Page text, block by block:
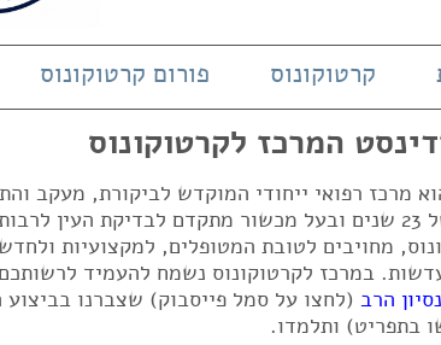
קרטוקונוס פורום קרטוקונוס
המרכז לקרטוקונוס
מרכז רפואי ייחודי המוקדש לביקורת, מעקב
מחויבים לטובת המטופלים, למקצועיות
במרכז לקרטוקונוס נשמח להעמיד לרשותכם
הרב (לחצו על סמל פייסבוק) שצברנו
בתפריט) ותלמדו.